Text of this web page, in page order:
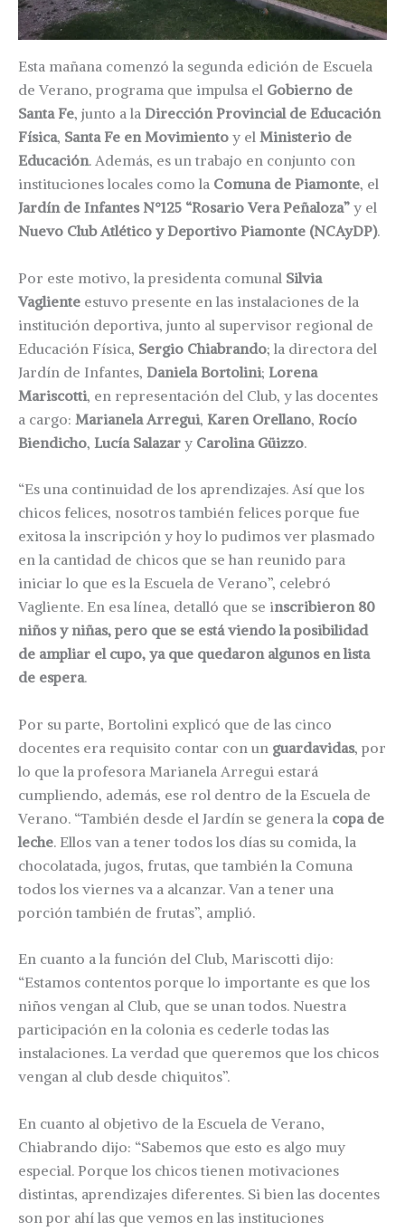
Esta mañana comenzó la segunda edición de Escuela
de Verano, programa que impulsa el Gobierno de
Santa Fe, junto a la Dirección Provincial de Educación
Física, Santa Fe en Movimiento y el Ministerio de
Educación. Además, es un trabajo en conjunto con
instituciones locales como la Comuna de Piamonte, el
Jardín de Infantes N°125 “Rosario Vera Peñaloza” y el
Nuevo Club Atlético y Deportivo Piamonte (NCAyDP).
Por este motivo, la presidenta comunal Silvia
Vagliente estuvo presente en las instalaciones de la
institución deportiva, junto al supervisor regional de
Educación Física, Sergio Chiabrando; la directora del
Jardín de Infantes, Daniela Bortolini; Lorena
Mariscotti, en representación del Club, y las docentes
a cargo: Marianela Arregui, Karen Orellano, Rocío
Biendicho, Lucía Salazar y Carolina Güizzo.
“Es una continuidad de los aprendizajes. Así que los
chicos felices, nosotros también felices porque fue
exitosa la inscripción y hoy lo pudimos ver plasmado
en la cantidad de chicos que se han reunido para
iniciar lo que es la Escuela de Verano”, celebró
Vagliente. En esa línea, detalló que se inscribieron 80
niños y niñas, pero que se está viendo la posibilidad
de ampliar el cupo, ya que quedaron algunos en lista
de espera.
Por su parte, Bortolini explicó que de las cinco
docentes era requisito contar con un guardavidas, por
lo que la profesora Marianela Arregui estará
cumpliendo, además, ese rol dentro de la Escuela de
Verano. “También desde el Jardín se genera la copa de
leche. Ellos van a tener todos los días su comida, la
chocolatada, jugos, frutas, que también la Comuna
todos los viernes va a alcanzar. Van a tener una
porción también de frutas”, amplió.
En cuanto a la función del Club, Mariscotti dijo:
“Estamos contentos porque lo importante es que los
niños vengan al Club, que se unan todos. Nuestra
participación en la colonia es cederle todas las
instalaciones. La verdad que queremos que los chicos
vengan al club desde chiquitos”.
En cuanto al objetivo de la Escuela de Verano,
Chiabrando dijo: “Sabemos que esto es algo muy
especial. Porque los chicos tienen motivaciones
distintas, aprendizajes diferentes. Si bien las docentes
son por ahí las que vemos en las instituciones